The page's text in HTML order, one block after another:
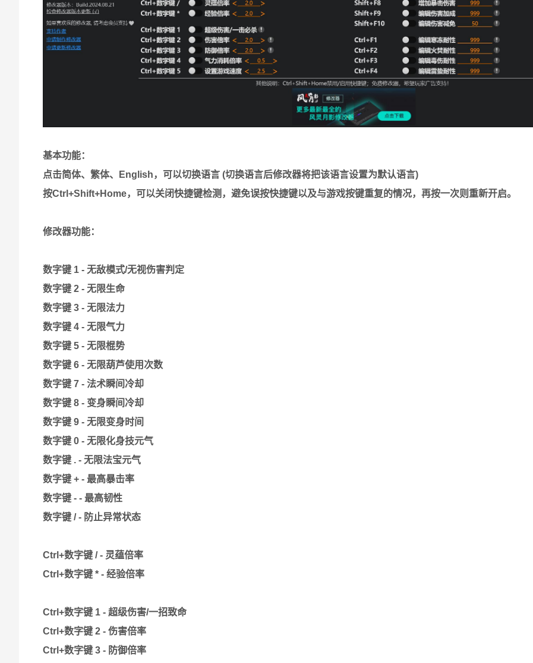
基本功能：
点击简体、繁体、English，可以切换语言 (切换语言后修改器将把该语言设置为默认语言)
按Ctrl+Shift+Home，可以关闭快捷键检测，避免误按快捷键以及与游戏按键重复的情况，再按一次则重新开启。
修改器功能：
数字键 1 - 无敌模式/无视伤害判定
数字键 2 - 无限生命
数字键 3 - 无限法力
数字键 4 - 无限气力
数字键 5 - 无限棍势
数字键 6 - 无限葫芦使用次数
数字键 7 - 法术瞬间冷却
数字键 8 - 变身瞬间冷却
数字键 9 - 无限变身时间
数字键 0 - 无限化身技元气
数字键 . - 无限法宝元气
数字键 + - 最高暴击率
数字键 - - 最高韧性
数字键 / - 防止异常状态
Ctrl+数字键 / - 灵蕴倍率
Ctrl+数字键 * - 经验倍率
Ctrl+数字键 1 - 超级伤害/一招致命
Ctrl+数字键 2 - 伤害倍率
Ctrl+数字键 3 - 防御倍率